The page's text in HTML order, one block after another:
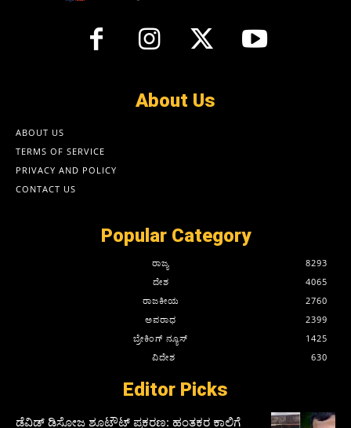
About Us
ABOUT US
TERMS OF SERVICE
PRIVACY AND POLICY
CONTACT US
Popular Category
ರಾಜ್ಯ
8293
ದೇಶ
4065
ರಾಜಕೀಯ
2760
ಅಪರಾಧ
2399
ಬ್ರೇಕಿಂಗ್ ನ್ಯೂಸ್
1425
ವಿದೇಶ
630
Editor Picks
ಡೆವಿಡ್ ಡಿಸೋಜ ಶೂಟೌಟ್ ಪ್ರಕರಣ: ಹಂತಕರ ಕಾಲಿಗೆ